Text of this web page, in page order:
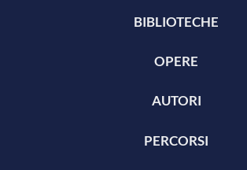
BIBLIOTECHE
OPERE
AUTORI
PERCORSI